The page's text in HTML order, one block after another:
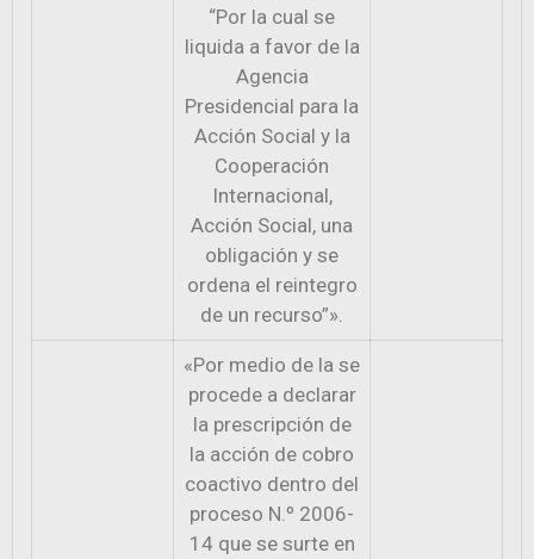
“Por la cual se
liquida a favor de la
Agencia
Presidencial para la
Acción Social y la
Cooperación
Internacional,
Acción Social, una
obligación y se
ordena el reintegro
de un recurso”».
«Por medio de la se
procede a declarar
la prescripción de
la acción de cobro
coactivo dentro del
proceso N.º 2006-
14 que se surte en